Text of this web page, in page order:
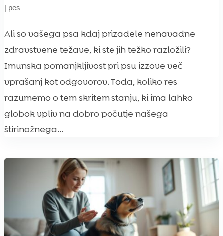
| pes
Ali so vašega psa kdaj prizadele nenavadne
zdravstvene težave, ki ste jih težko razložili?
Imunska pomanjkljivost pri psu izzove več
vprašanj kot odgovorov. Toda, koliko res
razumemo o tem skritem stanju, ki ima lahko
globok vpliv na dobro počutje našega
štirinožnega...